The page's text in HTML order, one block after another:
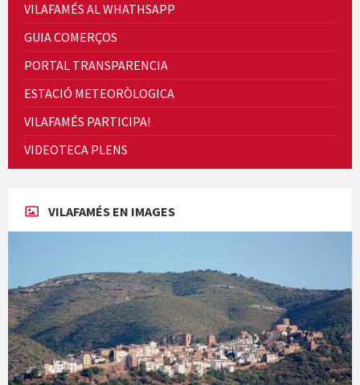
Quintà Culroja
Cicle de Cine i Dones rurals
Concerts al Museu
VILAFAMÉS AL WHATHSAPP
GUIA COMERÇOS
PORTAL TRANSPARENCIA
ESTACIÓ METEORÒLOGICA
VILAFAMÉS PARTICIPA!
VIDEOTECA PLENS
VILAFAMÉS EN IMAGES